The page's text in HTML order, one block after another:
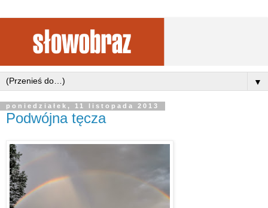
▼
poniedziałek, 11 listopada 2013
Podwójna tęcza